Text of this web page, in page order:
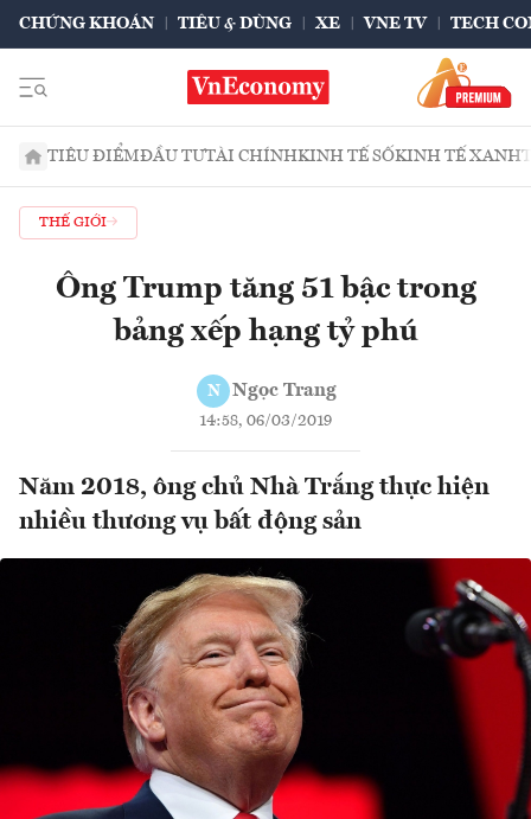
CHỨNG KHOÁN TIÊU & DÙNG XE VNE TV TECH
TIÊU ĐIỂMĐẦU TƯTÀI CHÍNHKINH TẾ SỐKINH TẾ XANH
THẾ GIỚI
Ông Trump tăng 51 bậc trong
bảng xếp hạng tỷ phú
N Ngọc Trang
14:58, 06/03/2019
Năm 2018, ông chủ Nhà Trắng thực hiện
nhiều thương vụ bất động sản